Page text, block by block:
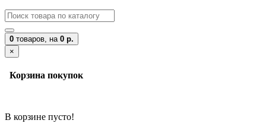
0 товаров, на 0 р.
×
Корзина покупок
В корзине пусто!